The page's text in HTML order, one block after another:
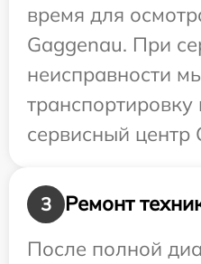
время для
Gaggenau. При
неисправности
сервисный центр
3
Ремонт
После полной